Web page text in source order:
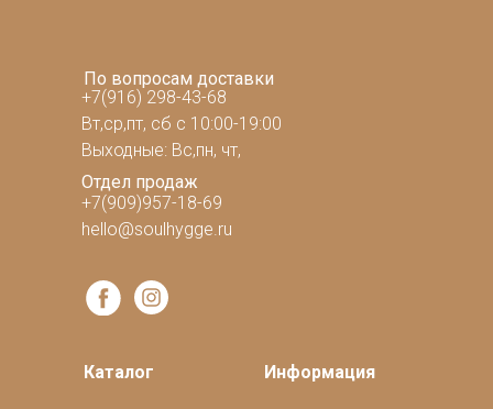
По вопросам доставки
+7(916) 298-43-68
Вт,ср,пт, сб с 10:00-19:00
Выходные: Вс,пн, чт,
Отдел продаж
+7(909)957-18-69
hello@soulhygge.ru
Каталог Информация